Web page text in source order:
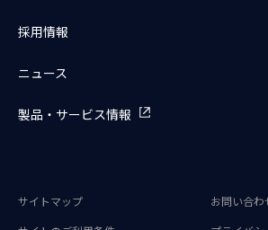
採用情報
ニュース
製品・サービス情報
サイトマップ
お問い合わ